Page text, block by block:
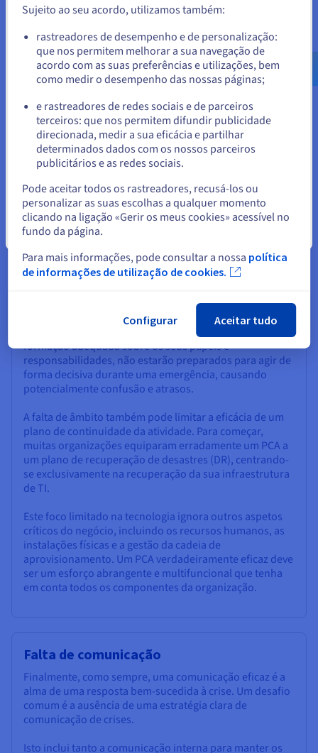
atualizar regularmente o plano. As revisões são críticas
porque os negócios, as tecnologias e o pessoal estão em
constante mudança, e um PCA que não é mantido torna-
se obsoleto e ineficaz.
Um plano desatualizado pode fornecer uma falsa
sensação de segurança, uma vez que os seus protocolos,
informações de contacto e estratégias de recuperação
podem deixar de ser relevantes quando ocorre uma
crise.
Testes e âmbito inadequados
Até mesmo um plano bem escrito seria inútil se não
realizar exercícios e exercícios regulares. Sem testar, não
é possível identificar pontos fracos no plano, tais como
Da mesma forma, se os funcionários não tiverem uma
formação adequada sobre os seus papéis e
responsabilidades, não estarão preparados para agir de
forma decisiva durante uma emergência, causando
potencialmente confusão e atrasos.
A falta de âmbito também pode limitar a eficácia de um
plano de continuidade da atividade. Para começar,
muitas organizações equiparam erradamente um PCA a
um plano de recuperação de desastres (DR), centrando-
se exclusivamente na recuperação da sua infraestrutura
de TI.
Este foco limitado na tecnologia ignora outros aspetos
críticos do negócio, incluindo os recursos humanos, as
instalações físicas e a gestão da cadeia de
aprovisionamento. Um PCA verdadeiramente eficaz deve
ser um esforço abrangente e multifuncional que tenha
em conta todos os componentes da organização.
Falta de comunicação
Finalmente, como sempre, uma comunicação eficaz é a
alma de uma resposta bem-sucedida à crise. Um desafio
comum é a ausência de uma estratégia clara de
comunicação de crises.
Isto inclui tanto a comunicação interna para manter os
Aceder ao website do Estados Unidos
us.ovhcloud.com/
Inglês USD - $
ou
Ficar no website atual
Selecionar outro website
Sujeito ao seu acordo, utilizamos também:
rastreadores de desempenho e de personalização:
que nos permitem melhorar a sua navegação de
acordo com as suas preferências e utilizações, bem
como medir o desempenho das nossas páginas;
e rastreadores de redes sociais e de parceiros
terceiros: que nos permitem difundir publicidade
direcionada, medir a sua eficácia e partilhar
determinados dados com os nossos parceiros
publicitários e as redes sociais.
Pode aceitar todos os rastreadores, recusá-los ou
personalizar as suas escolhas a qualquer momento
clicando na ligação «Gerir os meus cookies» acessível no
fundo da página.
Para mais informações, pode consultar a nossa política
de informações de utilização de cookies.
Configurar Aceitar tudo